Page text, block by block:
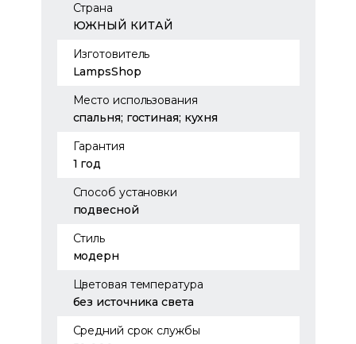
Страна
ЮЖНЫЙ КИТАЙ
Изготовитель
LampsShop
Место использования
спальня; гостиная; кухня
Гарантия
1 год
Способ установки
подвесной
Стиль
модерн
Цветовая температура
без источника света
Средний срок службы